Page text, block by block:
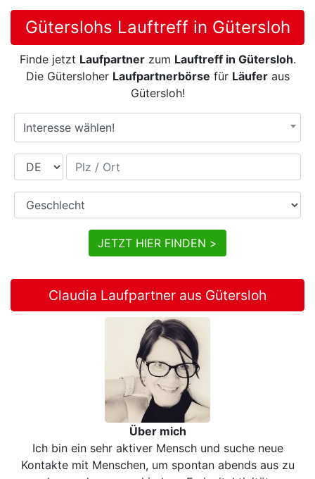
Güterslohs Lauftreff in Gütersloh
Finde jetzt Laufpartnerzum Lauftreff in Gütersloh.
Die Gütersloher Laufpartnerbörse für Läuferaus
Gütersloh!
Interesse wählen!
Land Plz / Ort
Geschlecht
JETZT HIER FINDEN >
Claudia Laufpartner aus Gütersloh
Über mich
Ich bin ein sehr aktiver Mensch und suche neue
Kontakte mit Menschen, um spontan abends aus zu